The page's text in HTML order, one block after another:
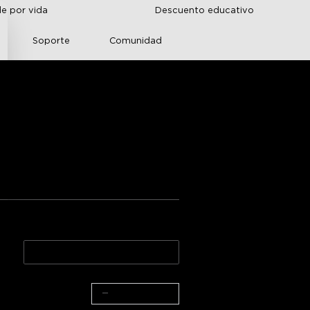
por vida Descuento educativo
Soporte Comunidad
de Amazon
−